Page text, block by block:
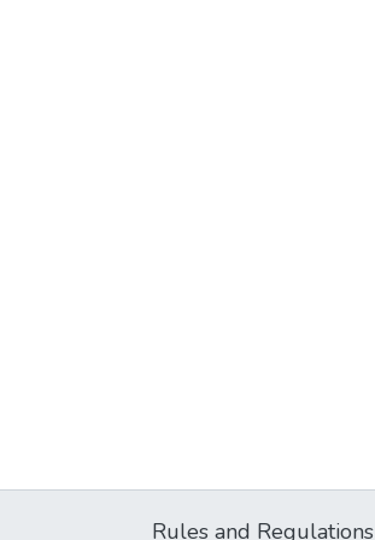
Rules and Regulations